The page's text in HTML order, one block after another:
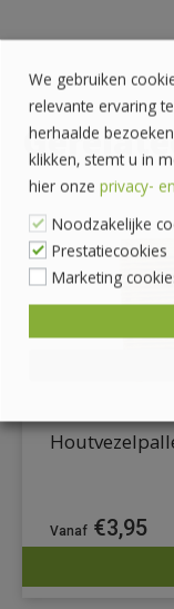
€3,95
We gebruiken
relevante ervaring
herhaalde
klikken, stemt u in
hier onze privacy-
Noodzakelijke
Prestatiecookies
Marketing